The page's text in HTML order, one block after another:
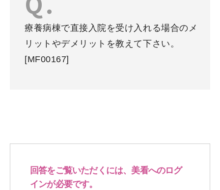
療養病棟で直接入院を受け入れる場合のメ
リットやデメリットを教えて下さい。
[MF00167]
回答をご覧いただくには、美看へのログ
インが必要です。